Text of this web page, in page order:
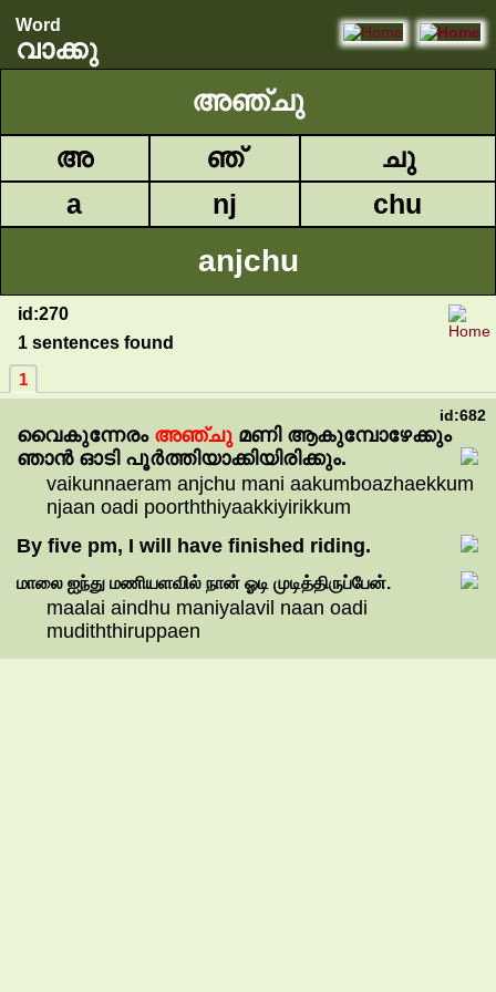
Word
വാക്കു
അഞ്ചു
അ ഞ്
ചു
a
nj chu
anjchu
id:270
1 sentences found
1
id:682
വൈകുന്നേരം അഞ്ചു മണി ആകുമ്പോഴേക്കും
ഞാൻ ഓടി പൂർത്തിയാക്കിയിരിക്കും.
vaikunnaeram anjchu mani aakumboazhaekkum
njaan oadi poorththiyaakkiyirikkum
By five pm, I will have finished riding.
மாலை ஐந்து மணியளவில் நான் ஓடி முடித்திருப்பேன்.
maalai aindhu maniyalavil naan oadi
mudiththiruppaen